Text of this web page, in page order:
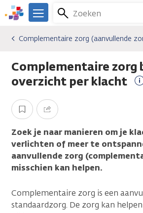
Overslaan
en
gaan
We
er
je.
Kanker.nl
Zoeken
Menu
Gevolgen van kanker
Complementaire zorg (aanvullende
Algemeen
Complementaire zorg (aanvullende
Complementaire zorg
overzicht per klacht
Opslaan Delen
Zoek je naar manieren om je
verlichten of meer te
aanvullende zorg
misschien kan helpen.
Complementaire zorg is een
standaardzorg. De zorg kan